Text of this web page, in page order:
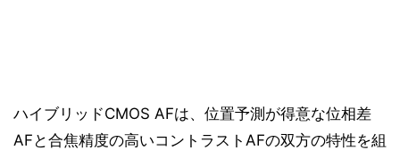
ハイブリッドCMOS AFは、位置予測が得意な位相差
AFと合焦精度の高いコントラストAFの双方の特性を組